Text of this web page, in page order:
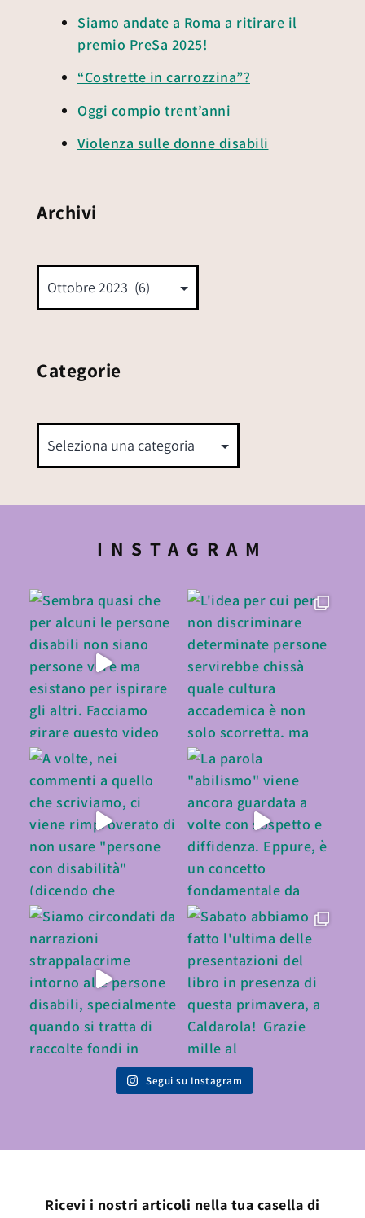
Siamo andate a Roma a ritirare il
premio PreSa 2025!
“Costrette in carrozzina”?
Oggi compio trent’anni
Violenza sulle donne disabili
Archivi
Categorie
INSTAGRAM
Segui su Instagram
Ricevi i nostri articoli nella tua casella di